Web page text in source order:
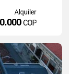
Alquiler
COP